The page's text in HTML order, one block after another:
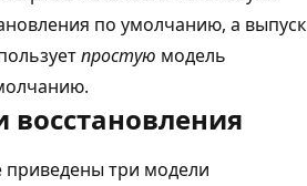
по умолчанию, а выпуск
простую модель
три модели